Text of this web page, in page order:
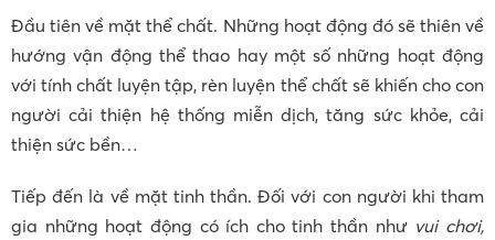
Đầu tiên về mặt thể chất. Những hoạt động đó sẽ thiên về
hướng vận động thể thao hay một số những hoạt động
với tính chất luyện tập, rèn luyện thể chất sẽ khiến cho con
người cải thiện hệ thống miễn dịch, tăng sức khỏe, cải
thiện sức bền…
Tiếp đến là về mặt tinh thần. Đối với con người khi tham
gia những hoạt động có ích cho tinh thần như vui chơi,